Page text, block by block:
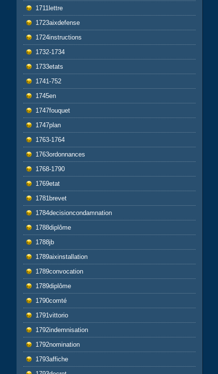
1711lettre
1723aixdefense
1724instructions
1732-1734
1733etats
1741-752
1745en
1747fouquet
1747plan
1763-1764
1763ordonnances
1768-1790
1769etat
1781brevet
1784decisioncondamnation
1788diplôme
1788jb
1789aixinstallation
1789convocation
1789diplôme
1790comté
1791vittorio
1792indemnisation
1792nomination
1793affiche